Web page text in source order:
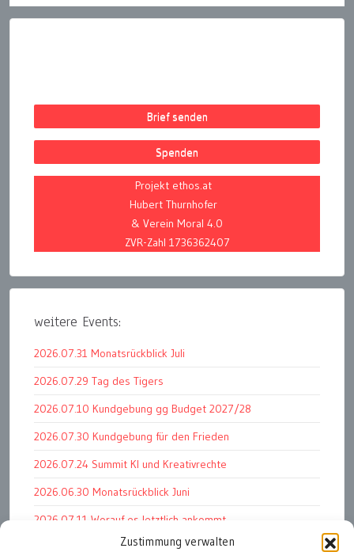
Zustimmung verwalten
Brief senden
Spenden
Projekt ethos.at
Hubert Thurnhofer
& Verein Moral 4.0
ZVR-Zahl 1736362407
weitere Events:
2026.07.31 Monatsrückblick Juli
2026.07.29 Tag des Tigers
2026.07.10 Kundgebung gg Budget 2027/28
2026.07.30 Kundgebung für den Frieden
2026.07.24 Summit KI und Kreativrechte
2026.06.30 Monatsrückblick Juni
2026.07.11 Worauf es letztlich ankommt
2026.07.01 Markenwert Studie 2026